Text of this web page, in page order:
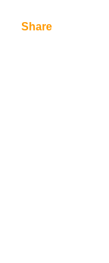
Share